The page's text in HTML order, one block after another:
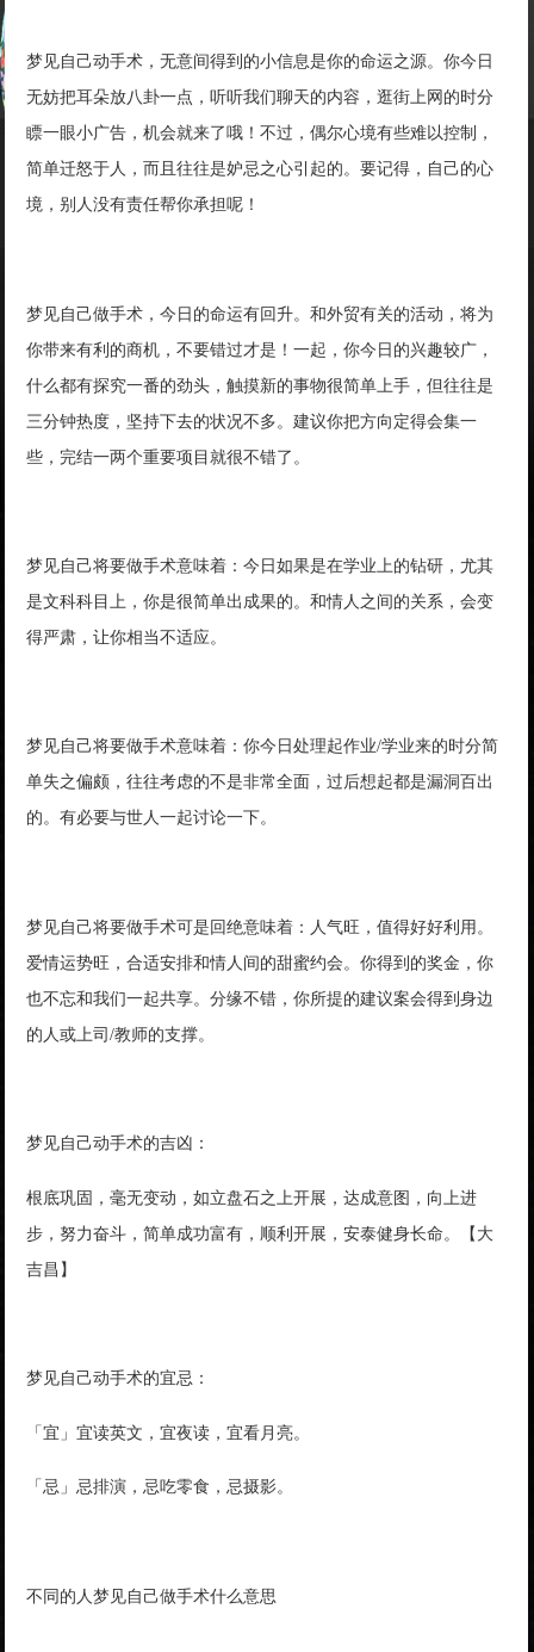
梦见自己动手术，无意间得到的小信息是你的命运之源。你今日
无妨把耳朵放八卦一点，听听我们聊天的内容，逛街上网的时分
瞟一眼小广告，机会就来了哦！不过，偶尔心境有些难以控制，
简单迁怒于人，而且往往是妒忌之心引起的。要记得，自己的心
境，别人没有责任帮你承担呢！
梦见自己做手术，今日的命运有回升。和外贸有关的活动，将为
你带来有利的商机，不要错过才是！一起，你今日的兴趣较广，
什么都有探究一番的劲头，触摸新的事物很简单上手，但往往是
三分钟热度，坚持下去的状况不多。建议你把方向定得会集一
些，完结一两个重要项目就很不错了。
梦见自己将要做手术意味着：今日如果是在学业上的钻研，尤其
是文科科目上，你是很简单出成果的。和情人之间的关系，会变
得严肃，让你相当不适应。
梦见自己将要做手术意味着：你今日处理起作业/学业来的时分简
单失之偏颇，往往考虑的不是非常全面，过后想起都是漏洞百出
的。有必要与世人一起讨论一下。
梦见自己将要做手术可是回绝意味着：人气旺，值得好好利用。
爱情运势旺，合适安排和情人间的甜蜜约会。你得到的奖金，你
也不忘和我们一起共享。分缘不错，你所提的建议案会得到身边
的人或上司/教师的支撑。
梦见自己动手术的吉凶：
根底巩固，毫无变动，如立盘石之上开展，达成意图，向上进
步，努力奋斗，简单成功富有，顺利开展，安泰健身长命。【大
吉昌】
梦见自己动手术的宜忌：
「宜」宜读英文，宜夜读，宜看月亮。
「忌」忌排演，忌吃零食，忌摄影。
不同的人梦见自己做手术什么意思